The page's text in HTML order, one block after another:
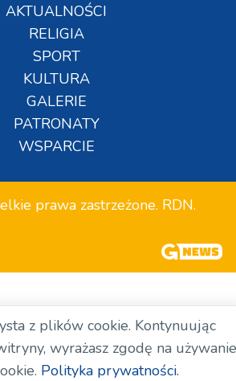
AKTUALNOŚCI
RELIGIA
SPORT
KULTURA
GALERIE
PATRONATY
WSPARCIE
prawa zastrzeżone. RDN.
z plików cookie. Kontynuując
wyrażasz zgodę na używanie
Polityka prywatności.